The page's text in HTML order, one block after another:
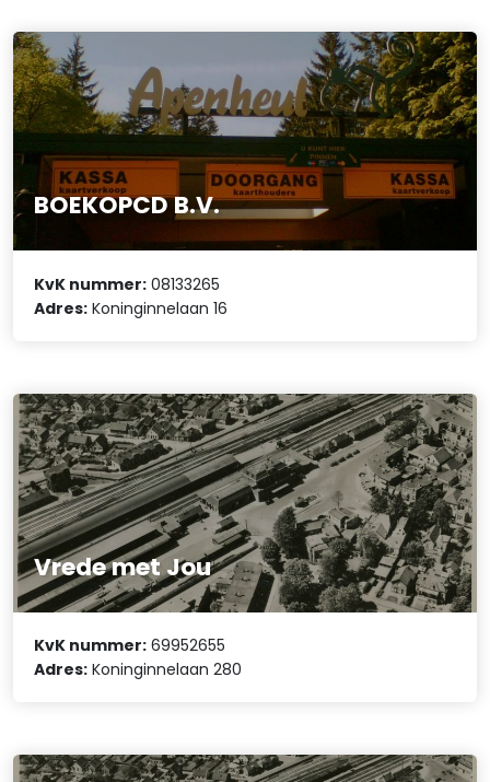
BOEKOPCD B.V.
KvK nummer: 08133265
Adres: Koninginnelaan 16
Vrede met Jou
KvK nummer: 69952655
Adres: Koninginnelaan 280